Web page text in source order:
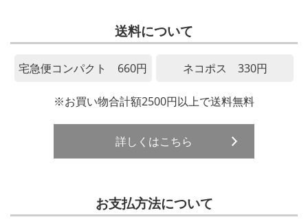
送料について
宅急便コンパクト 660円 ネコポス 330円
※お買い物合計額2500円以上で送料無料
詳しくはこちら
お支払方法について